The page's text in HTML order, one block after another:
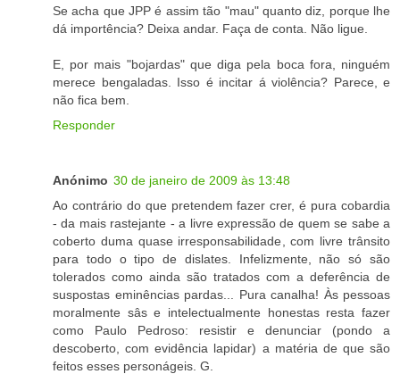
Se acha que JPP é assim tão "mau" quanto diz, porque lhe
dá importência? Deixa andar. Faça de conta. Não ligue.
E, por mais "bojardas" que diga pela boca fora, ninguém
merece bengaladas. Isso é incitar á violência? Parece, e
não fica bem.
Responder
Anónimo 30 de janeiro de 2009 às 13:48
Ao contrário do que pretendem fazer crer, é pura cobardia
- da mais rastejante - a livre expressão de quem se sabe a
coberto duma quase irresponsabilidade, com livre trânsito
para todo o tipo de dislates. Infelizmente, não só são
tolerados como ainda são tratados com a deferência de
suspostas eminências pardas... Pura canalha! Às pessoas
moralmente sâs e intelectualmente honestas resta fazer
como Paulo Pedroso: resistir e denunciar (pondo a
descoberto, com evidência lapidar) a matéria de que são
feitos esses personágeis. G.